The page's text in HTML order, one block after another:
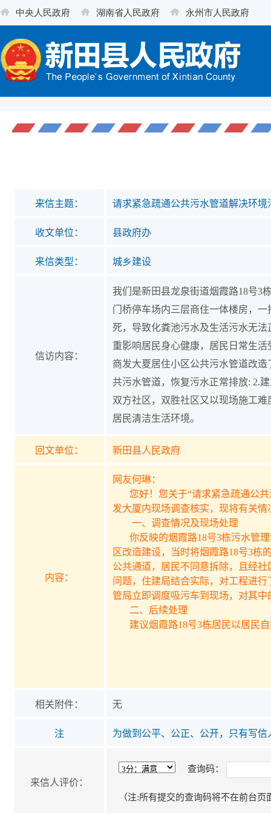
来信主题： 请求紧急疏通公共污水管道解决环境
收文单位： 县政府办
来信类型： 城乡建设
信访内容：
我们是新田县龙泉街道烟霞路18号3
门桥停车场内三层商住一体楼房，
死，导致化粪池污水及生活污水无
重影响居民身心健康，居民日常生
商发大夏居住小区公共污水管道改
共污水管道，恢复污水正常排放: 2.
双方社区，双胜社区又以现场施工
居民清洁生活环境。
回文单位： 新田县人民政府
内容：
网友何琳：
您好！您关于“请求紧急疏通公共
发大厦内现场调查核实，现将有关情
一、调查情况及现场处理
你反映的烟霞路18号3栋污水管理
区改造建设，当时将烟霞路18号3栋
公共通道，居民不同意拆除，且经
问题，住建局结合实际，对工程进
管局立即调度吸污车到现场，对其
二、后续处理
建议烟霞路18号3栋居民以居民自
相关附件： 无
注 为做到公平、公正、公开，只有写
来信人评价：
查询码：
（注:所有提交的查询码将不在前台页